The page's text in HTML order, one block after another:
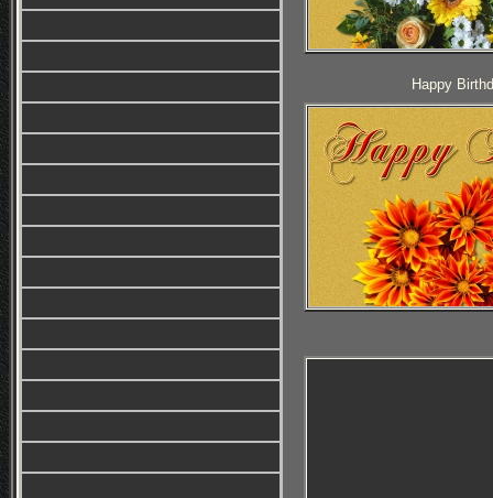
Happy